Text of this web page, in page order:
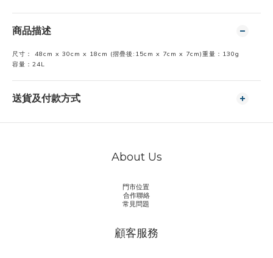
商品描述
尺寸： 48cm x 30cm x 18cm (摺疊後:15cm x 7cm x 7cm)重量：130g
容量：24L
送貨及付款方式
About Us
門市位置
合作聯絡
常見問題
顧客服務